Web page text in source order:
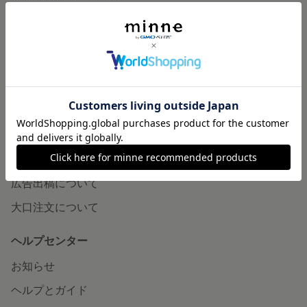
minneとものづくりと
minneの本
企業の方へ
広告出稿について
大口注文について
ヘルプセンター
お知らせ
ヘルプとガイド